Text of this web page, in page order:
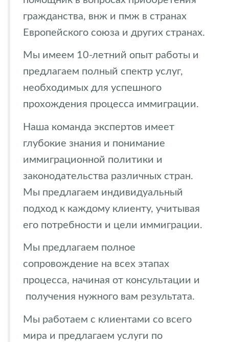
гражданства, внж и пмж в странах
Европейского союза и других странах.
Мы имеем 10-летний опыт работы и
предлагаем полный спектр услуг,
необходимых для успешного
прохождения процесса иммиграции.
Наша команда экспертов имеет
глубокие знания и понимание
иммиграционной политики и
законодательства различных стран.
Мы предлагаем индивидуальный
подход к каждому клиенту, учитывая
его потребности и цели иммиграции.
Мы предлагаем полное
сопровождение на всех этапах
процесса, начиная от консультации и
получения нужного вам результата.
Мы работаем с клиентами со всего
мира и предлагаем услуги по